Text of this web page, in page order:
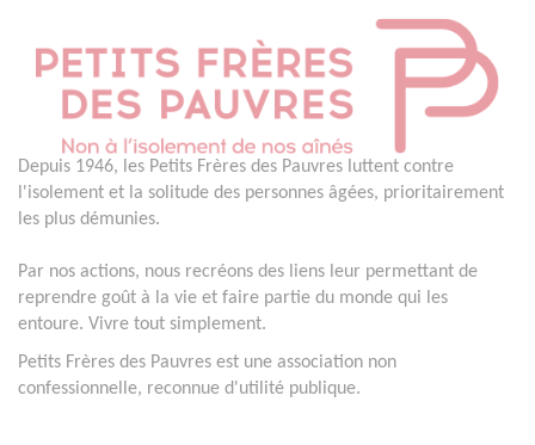
Depuis 1946, les Petits Frères des Pauvres luttent contre
l'isolement et la solitude des personnes âgées, prioritairement
les plus démunies.
Par nos actions, nous recréons des liens leur permettant de
reprendre goût à la vie et faire partie du monde qui les
entoure. Vivre tout simplement.
Petits Frères des Pauvres est une association non
confessionnelle, reconnue d'utilité publique.